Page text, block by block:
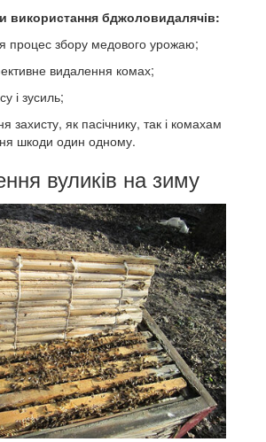
використання бджоловидалячів:
процес збору медового урожаю;
видалення комах;
і зусиль;
захисту, як пасічнику, так і комахам
шкоди один одному.
вуликів на зиму